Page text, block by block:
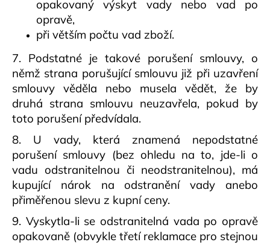
opakovaný výskyt vady nebo vad po
opravě,
při větším počtu vad zboží.
7. Podstatné je takové porušení smlouvy, o
němž strana porušující smlouvu již při uzavření
smlouvy věděla nebo musela vědět, že by
druhá strana smlouvu neuzavřela, pokud by
toto porušení předvídala.
8. U vady, která znamená nepodstatné
porušení smlouvy (bez ohledu na to, jde-li o
vadu odstranitelnou či neodstranitelnou), má
kupující nárok na odstranění vady anebo
přiměřenou slevu z kupní ceny.
9. Vyskytla-li se odstranitelná vada po opravě
opakovaně (obvykle třetí reklamace pro stejnou